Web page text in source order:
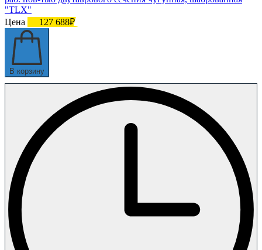
"TLX"
Цена
127 688₽
В корзину